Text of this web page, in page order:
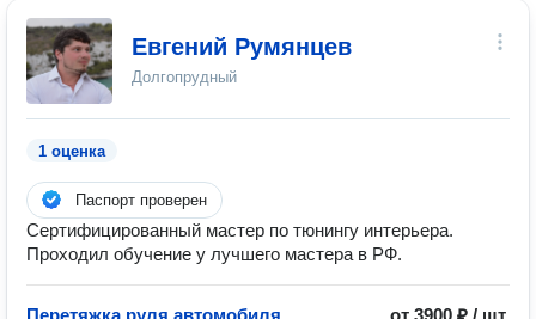
Евгений Румянцев
Долгопрудный
1 оценка
Паспорт проверен
Сертифицированный мастер по тюнингу интерьера.
Проходил обучение у лучшего мастера в РФ.
Перетяжка руля автомобиля
от 3900 ₽ / шт.